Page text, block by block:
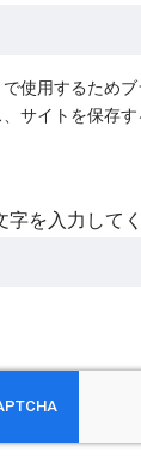
使用するためブ
サイトを保存す
字を入力して